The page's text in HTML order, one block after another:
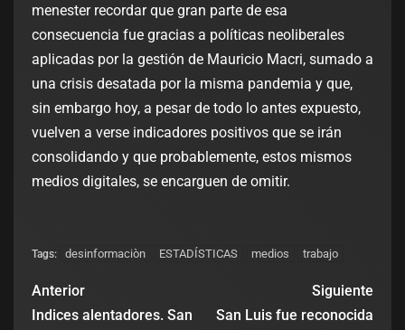
menester recordar que gran parte de esa
consecuencia fue gracias a políticas neoliberales
aplicadas por la gestión de Mauricio Macri, sumado a
una crisis desatada por la misma pandemia y que,
sin embargo hoy, a pesar de todo lo antes expuesto,
vuelven a verse indicadores positivos que se irán
consolidando y que probablemente, estos mismos
medios digitales, se encarguen de omitir.
Tags: desinformaciòn ESTADÍSTICAS medios trabajo
Anterior
Indices alentadores. San
Siguiente
San Luis fue reconocida